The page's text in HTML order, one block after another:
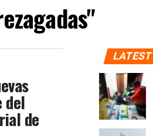
del
de
LATEST